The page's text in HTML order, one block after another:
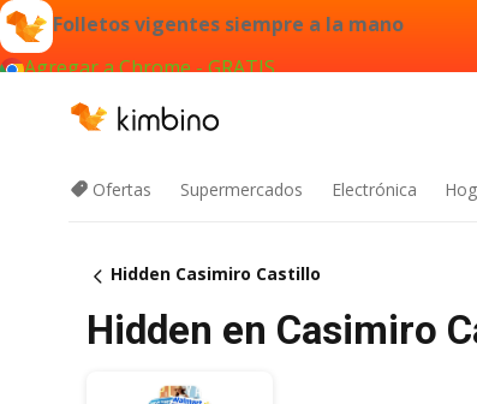
Folletos vigentes siempre a la mano
Agregar a Chrome - GRATIS
Ofertas Supermercados Electrónica
Hidden Casimiro Castillo
Hidden en Casimiro